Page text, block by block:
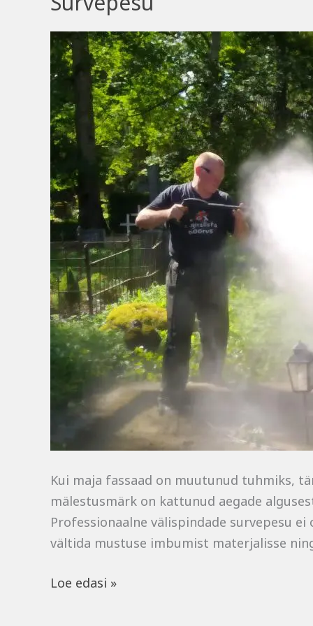
Kui maja fassaad on muutunud tuhmiks,
mälestusmärk on kattunud aegade
Professionaalne välispindade survepesu
vältida mustuse imbumist materjalisse
Loe edasi »